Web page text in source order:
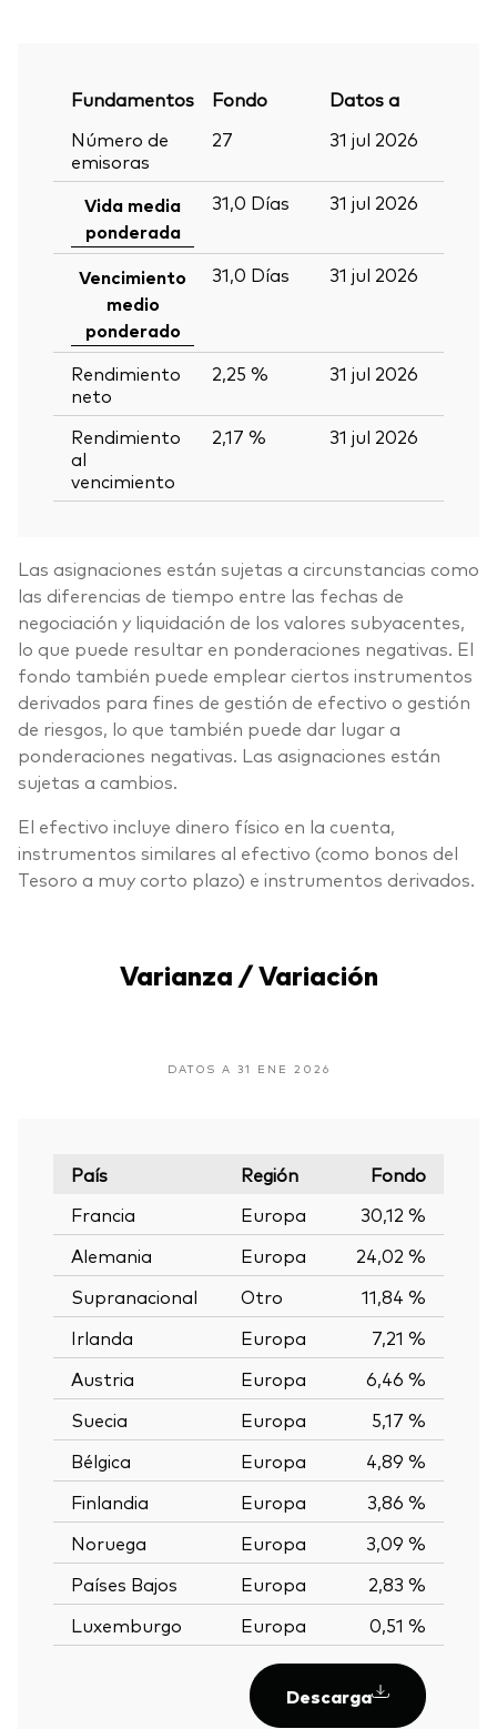
Fundamentos Fondo
Datos a
Número de
emisoras
27 31 jul 2026
Vida media
ponderada
31,0 Días 31 jul 2026
Vencimiento
medio
ponderado
31,0 Días 31 jul 2026
Rendimiento
neto
2,25 % 31 jul 2026
Rendimiento
al
vencimiento
2,17 % 31 jul 2026
Las asignaciones están sujetas a circunstancias como
las diferencias de tiempo entre las fechas de
negociación y liquidación de los valores subyacentes,
lo que puede resultar en ponderaciones negativas. El
fondo también puede emplear ciertos instrumentos
derivados para fines de gestión de efectivo o gestión
de riesgos, lo que también puede dar lugar a
ponderaciones negativas. Las asignaciones están
sujetas a cambios.
El efectivo incluye dinero físico en la cuenta,
instrumentos similares al efectivo (como bonos del
Tesoro a muy corto plazo) e instrumentos derivados.
Varianza / Variación
DATOS A 31 ENE 2026
País Región
Fondo
Francia
Europa
30,12 %
Alemania
Europa
24,02 %
Supranacional
Otro
11,84 %
Irlanda
Europa
7,21 %
Austria
Europa
6,46 %
Suecia
Europa
5,17 %
Bélgica
Europa
4,89 %
Finlandia
Europa
3,86 %
Noruega
Europa
3,09 %
Países Bajos
Europa
2,83 %
Luxemburgo
Europa 0,51 %
Descarga